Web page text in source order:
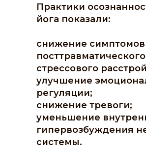
Практики
йога показали:
снижение симптомов
посттравматического
стрессового
улучшение
регуляции;
снижение тревоги;
уменьшение
гипервозбуждения
системы.